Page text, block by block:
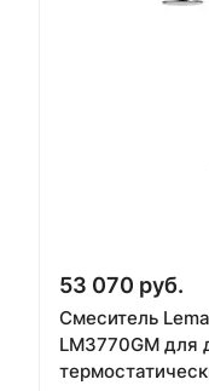
53 070 руб.
Смеситель
LM3770GM для